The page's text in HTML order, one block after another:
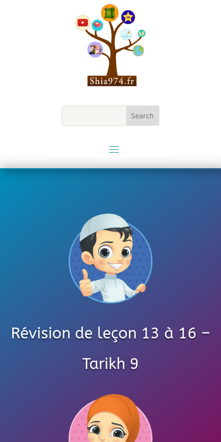
Révision de leçon 13 à 16 –
Tarikh 9